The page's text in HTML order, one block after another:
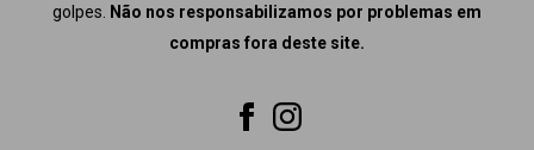
golpes.
Não nos responsabilizamos por problemas em
compras fora deste site.